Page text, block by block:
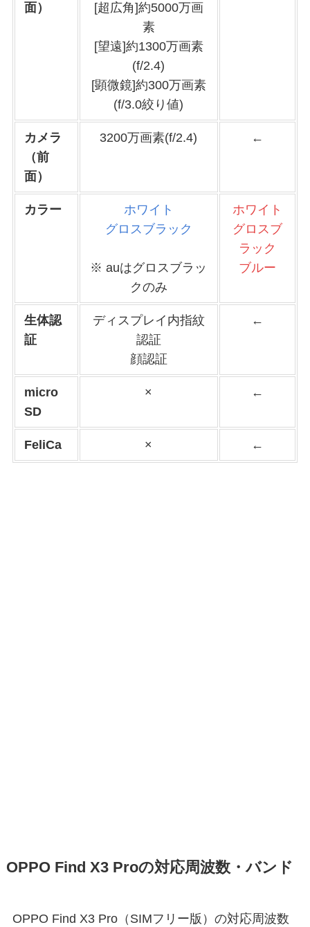
面）
[超広角]約5000万画
素
[望遠]約1300万画素
(f/2.4)
[顕微鏡]約300万画素
(f/3.0絞り値)
カメラ
（前
面）
3200万画素(f/2.4) ←
カラー
ホワイト
グロスブラック
※ auはグロスブラッ
クのみ
ホワイト
グロスブ
ラック
ブルー
生体認
証
ディスプレイ内指紋
認証
顔認証
←
micro
SD
× ←
FeliCa × ←
OPPO Find X3 Proの対応周波数・バンド
OPPO Find X3 Pro（SIMフリー版）の対応周波数